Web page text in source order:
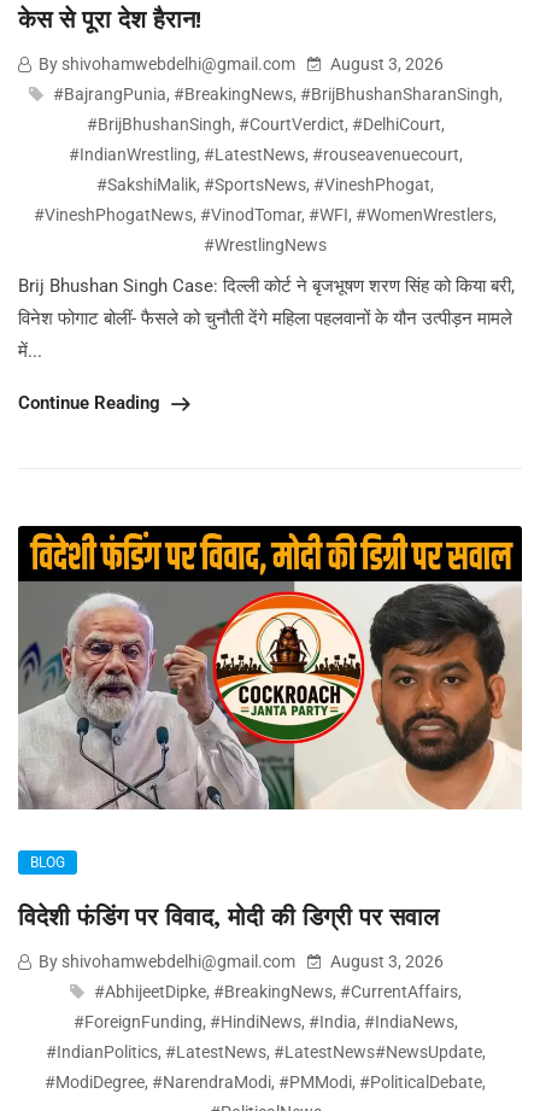
केस से पूरा देश हैरान!
By shivohamwebdelhi@gmail.com
August 3, 2026
#BajrangPunia, #BreakingNews, #BrijBhushanSharanSingh,
#BrijBhushanSingh, #CourtVerdict, #DelhiCourt,
#IndianWrestling, #LatestNews, #rouseavenuecourt,
#SakshiMalik, #SportsNews, #VineshPhogat,
#VineshPhogatNews, #VinodTomar, #WFI, #WomenWrestlers,
#WrestlingNews
Brij Bhushan Singh Case: दिल्ली कोर्ट ने बृजभूषण शरण सिंह को किया बरी,
विनेश फोगाट बोलीं- फैसले को चुनौती देंगे महिला पहलवानों के यौन उत्पीड़न मामले
में...
Continue Reading
BLOG
विदेशी फंडिंग पर विवाद, मोदी की डिग्री पर सवाल
By shivohamwebdelhi@gmail.com
August 3, 2026
#AbhijeetDipke, #BreakingNews, #CurrentAffairs,
#ForeignFunding, #HindiNews, #India, #IndiaNews,
#IndianPolitics, #LatestNews, #LatestNews#NewsUpdate,
#ModiDegree, #NarendraModi, #PMModi, #PoliticalDebate,